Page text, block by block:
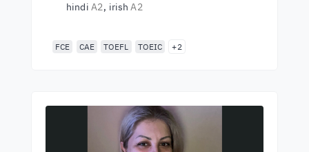
hindi A2 irishA2
FCE CAE TOEFL TOEIC +2